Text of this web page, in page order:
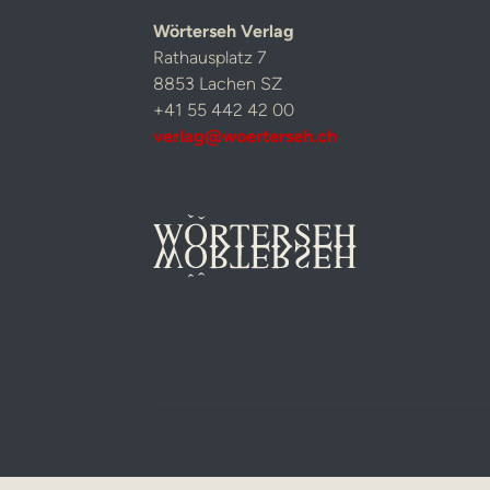
Wörterseh Verlag
Rathausplatz 7
8853 Lachen SZ
+41 55 442 42 00
verlag@woerterseh.ch